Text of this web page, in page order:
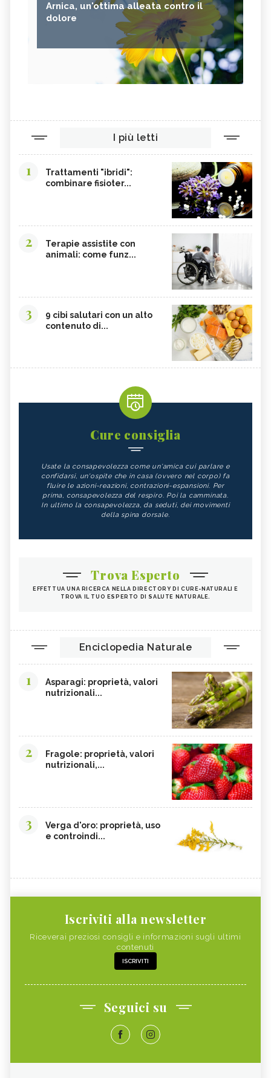
Arnica, un'ottima alleata contro il
dolore
I più letti
1
Trattamenti "ibridi":
combinare fisioter...
2
Terapie assistite con
animali: come funz...
3
9 cibi salutari con un alto
contenuto di...
Cure consiglia
Usate la consapevolezza come un'amica cui parlare e
confidarsi, un'ospite che in casa (ovvero nel corpo) fa
fluire le azioni-reazioni, contrazioni-espansioni. Per
prima, consapevolezza del respiro. Poi la camminata.
In ultimo la consapevolezza, da seduti, dei movimenti
della spina dorsale.
Trova Esperto
EFFETTUA UNA RICERCA NELLA DIRECTORY DI CURE-NATURALI E
TROVA IL TUO ESPERTO DI SALUTE NATURALE.
Enciclopedia Naturale
1
Asparagi: proprietà, valori
nutrizionali...
2
Fragole: proprietà, valori
nutrizionali,...
3
Verga d'oro: proprietà, uso
e controindi...
Iscriviti alla newsletter
Riceverai preziosi consigli e informazioni sugli ultimi
contenuti
ISCRIVITI
Seguici su